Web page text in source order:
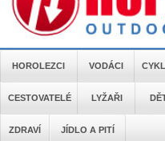
HOROLEZCI VODÁCI
CESTOVATELÉ LYŽAŘI
ZDRAVÍ JÍDLO A PITÍ